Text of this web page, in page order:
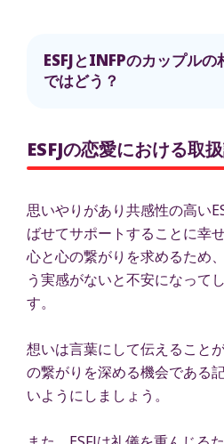
ESFJとINFPのカップル
ではどう？
ESFJの恋愛における取
思いやりがあり共感性の高い
ばせてサポートすることに幸
心と心の繋がりを求めるため
う実感がないと不安になって
す。
想いは言葉にして伝えること
の繋がりを深める機会である
いようにしましょう。